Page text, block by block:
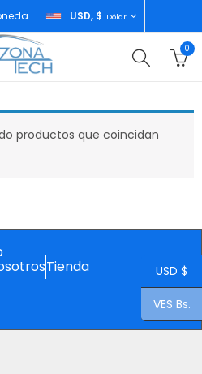
USD, $ Dólar
0
productos que coincidan
Tienda USD $
VES Bs.